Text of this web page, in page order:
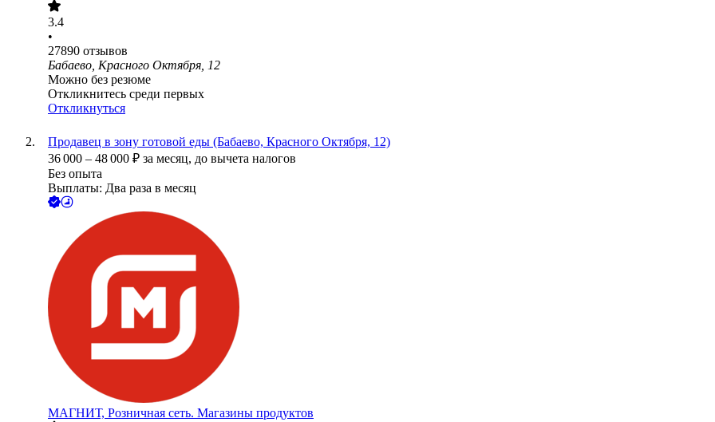
3.4
•
27890 отзывов
Бабаево, Красного Октября, 12
Можно без резюме
Откликнитесь среди первых
Откликнуться
Продавец в зону готовой еды (Бабаево, Красного Октября, 12)
36 000 – 48 000 ₽ за месяц, до вычета налогов
Без опыта
Выплаты: Два раза в месяц
МАГНИТ, Розничная сеть. Магазины продуктов